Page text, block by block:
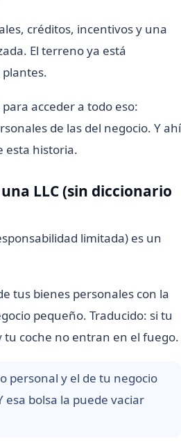
créditos, incentivos y una
El terreno ya está
acceder a todo eso:
de las del negocio. Y ahí
esta historia.
LLC (sin diccionario
limitada) es un
tus bienes personales con la
pequeño. Traducido: si tu
tu coche no entran en el fuego.
personal y el de tu negocio
esa bolsa la puede vaciar